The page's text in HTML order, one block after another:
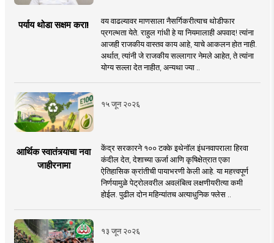
पर्याय थोडा सक्षम करा!
वय वाढल्यावर माणसाला नैसर्गिकरीत्याच थोडीफार
प्रगल्भता येते. राहुल गांधी हे या नियमालाही अपवाद! त्यांना
आजही राजकीय वास्तव काय आहे, याचे आकलन होत नाही.
अर्थात, त्यांनी जे राजकीय सल्लागार नेमले आहेत, ते त्यांना
योग्य सल्ला देत नाहीत, अन्यथा ज्या ..
१५ जून २०२६
आर्थिक स्वातंत्र्याचा नवा
जाहीरनामा
केंद्र सरकारने १०० टक्के इथेनॉल इंधनवापराला हिरवा
कंदील देत, देशाच्या ऊर्जा आणि कृषिक्षेत्रात एका
ऐतिहासिक क्रांतीची पायाभरणी केली आहे. या महत्त्वपूर्ण
निर्णयामुळे पेट्रोलवरील अवलंबित्व लक्षणीयरीत्या कमी
होईल. पुढील दोन महिन्यांतच अत्याधुनिक फ्लेस ..
१३ जून २०२६